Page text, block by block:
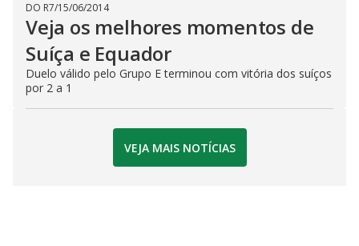
DO R7/15/06/2014
Veja os melhores momentos de
Suíça e Equador
Duelo válido pelo Grupo E terminou com vitória dos suíços
por 2 a 1
VEJA MAIS NOTÍCIAS